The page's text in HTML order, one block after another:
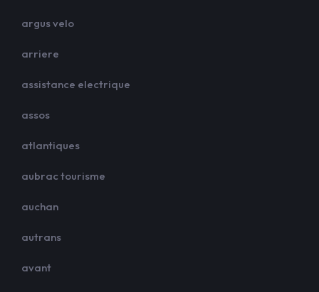
argus velo
arriere
assistance electrique
assos
atlantiques
aubrac tourisme
auchan
autrans
avant